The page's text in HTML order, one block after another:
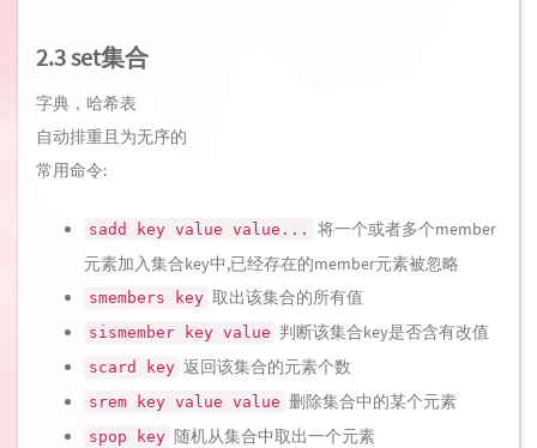
2.3 set集合
字典，哈希表
自动排重且为无序的
常用命令:
sadd key value value...
将一个或者多个member
元素加入集合key中,已经存在的member元素被忽略
smembers key 取出该集合的所有值
sismember key value 判断该集合key是否含有改值
scard key 返回该集合的元素个数
srem key value value 删除集合中的某个元素
spop key 随机从集合中取出一个元素